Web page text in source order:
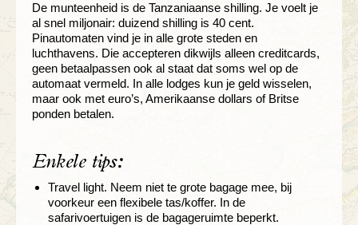
De munteenheid is de Tanzaniaanse shilling. Je voelt je
al snel miljonair: duizend shilling is 40 cent.
Pinautomaten vind je in alle grote steden en
luchthavens. Die accepteren dikwijls alleen creditcards,
geen betaalpassen ook al staat dat soms wel op de
automaat vermeld. In alle lodges kun je geld wisselen,
maar ook met euro’s, Amerikaanse dollars of Britse
ponden betalen.
Enkele tips:
Travel light. Neem niet te grote bagage mee, bij
voorkeur een flexibele tas/koffer. In de
safarivoertuigen is de bagageruimte beperkt.